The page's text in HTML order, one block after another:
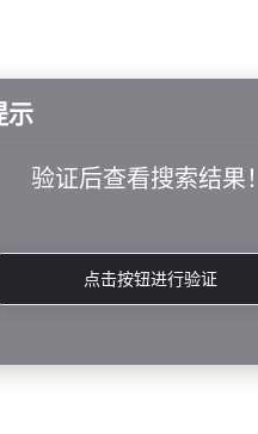
示
验证后查看搜索结果！
点击按钮进行验证